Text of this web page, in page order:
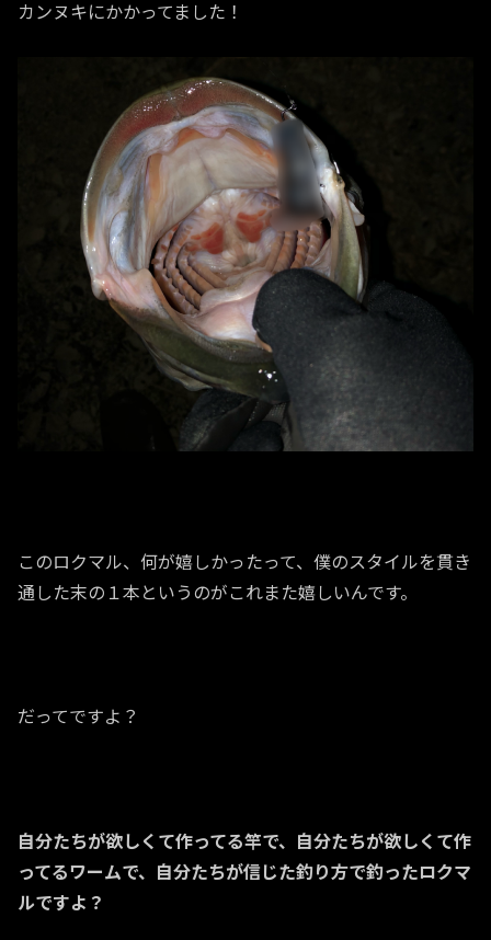
カンヌキにかかってました！
このロクマル、何が嬉しかったって、僕のスタイルを貫き
通した末の１本というのがこれまた嬉しいんです。
だってですよ？
自分たちが欲しくて作ってる竿で、自分たちが欲しくて作
ってるワームで、自分たちが信じた釣り方で釣ったロクマ
ルですよ？